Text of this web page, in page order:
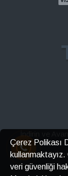
İndirin ve
Çerez Polikası
veri güvenliği